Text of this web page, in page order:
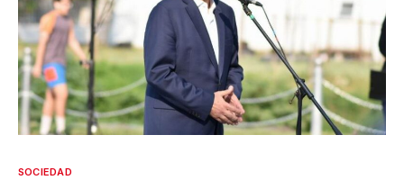
SOCIEDAD